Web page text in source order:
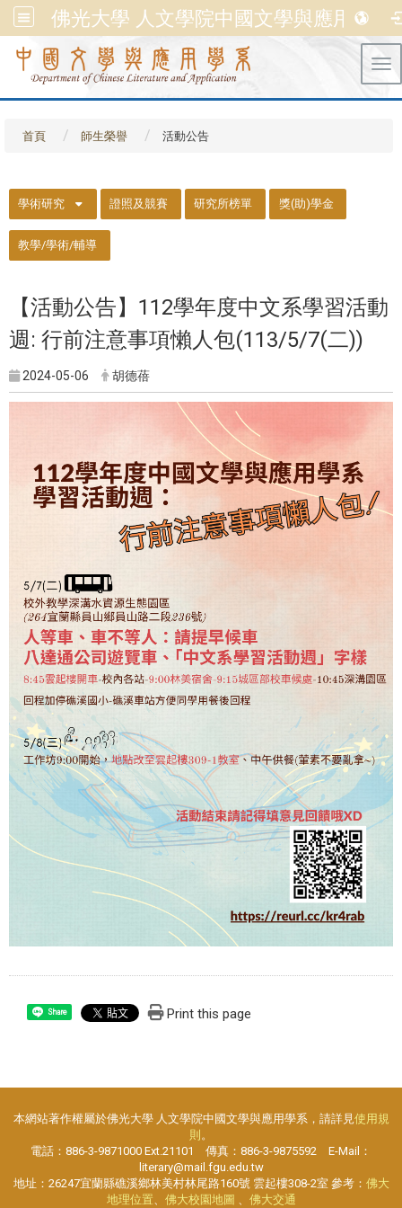
佛光大學 人文學院中國文學與應用學系
首頁 師生榮譽 活動公告
學術研究 證照及競賽 研究所榜單 獎(助)學金
教學/學術/輔導
【活動公告】112學年度中文系學習活動
週: 行前注意事項懶人包(113/5/7(二))
2024-05-06 胡德蓓
Share Print this page
本網站著作權屬於佛光大學 人文學院中國文學與應用學系，請詳見 使用規
則 。
電話：886-3-9871000 Ext.21101 傳真：886-3-9875592 E-Mail：
literary@mail.fgu.edu.tw
地址：26247宜蘭縣礁溪鄉林美村林尾路160號 雲起樓308-2室 參考： 佛大
地理位置
佛大校園地圖 佛大交通